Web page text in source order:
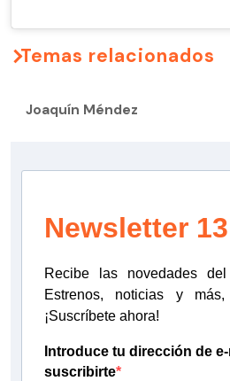
Temas relacionados
Joaquín Méndez
Newsletter 13
Recibe las novedades
Estrenos, noticias y más,
¡Suscríbete ahora!
Introduce tu dirección de
suscribirte